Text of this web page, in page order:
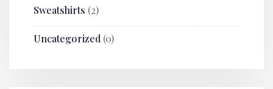
Sweatshirts (2)
Uncategorized (0)